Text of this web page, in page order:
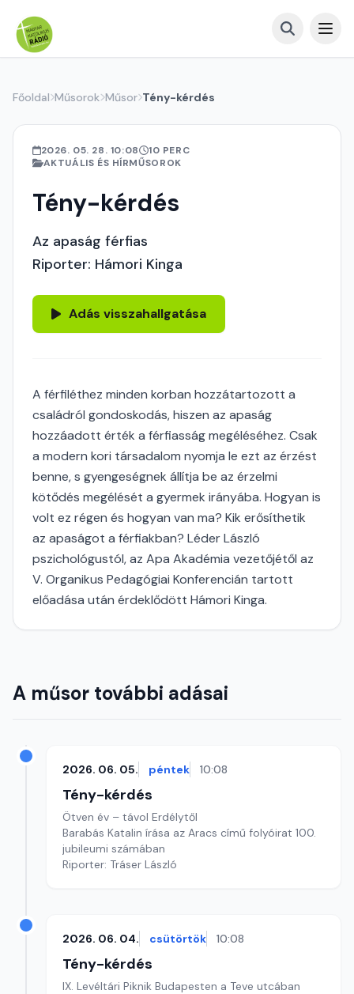
Főoldal Műsorok Műsor Tény-kérdés
2026. 05. 28. 10:08
10 PERC
AKTUÁLIS ÉS HÍRMŰSOROK
Tény-kérdés
Az apaság férfias
Riporter: Hámori Kinga
Adás visszahallgatása
A férfiléthez minden korban hozzátartozott a
családról gondoskodás, hiszen az apaság
hozzáadott érték a férfiasság megéléséhez. Csak
a modern kori társadalom nyomja le ezt az érzést
benne, s gyengeségnek állítja be az érzelmi
kötődés megélését a gyermek irányába. Hogyan is
volt ez régen és hogyan van ma? Kik erősíthetik
az apaságot a férfiakban? Léder László
pszichológustól, az Apa Akadémia vezetőjétől az
V. Organikus Pedagógiai Konferencián tartott
előadása után érdeklődött Hámori Kinga.
A műsor további adásai
2026. 06. 05. péntek 10:08
Tény-kérdés
Ötven év – távol Erdélytől
Barabás Katalin írása az Aracs című folyóirat 100.
jubileumi számában
Riporter: Tráser László
2026. 06. 04. csütörtök 10:08
Tény-kérdés
IX. Levéltári Piknik Budapesten a Teve utcában